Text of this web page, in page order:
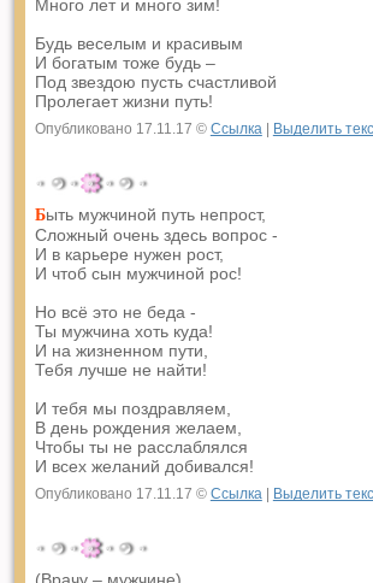
Много лет и много зим!
Будь веселым и красивым
И богатым тоже будь –
Под звездою пусть счастливой
Пролегает жизни путь!
Опубликовано 17.11.17 © Ссылка| Выделить
Быть мужчиной путь непрост,
Сложный очень здесь вопрос -
И в карьере нужен рост,
И чтоб сын мужчиной рос!
Но всё это не беда -
Ты мужчина хоть куда!
И на жизненном пути,
Тебя лучше не найти!
И тебя мы поздравляем,
В день рождения желаем,
Чтобы ты не расслаблялся
И всех желаний добивался!
Опубликовано 17.11.17 © Ссылка| Выделить